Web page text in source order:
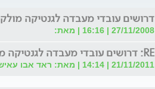
דרושים עובדי מעבדה לגנטיקה
27/11/2008 | 16:16 | מאת:
RE: דרושים עובדי מעבדה לגנטיקה מולקולרית (לת)
21/11/2011 | 14:14 | מאת: ראד אבו עאיש